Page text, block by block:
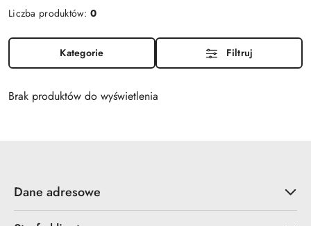
Liczba produktów:0
Kategorie Filtruj
Brak produktów do wyświetlenia
Dane adresowe